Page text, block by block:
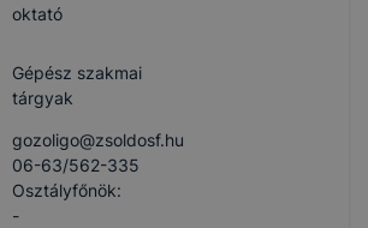
oktató
Gépész szakmai
tárgyak
gozoligo​@zsoldosf.hu
06-63/562-335
Osztályfőnök:
-